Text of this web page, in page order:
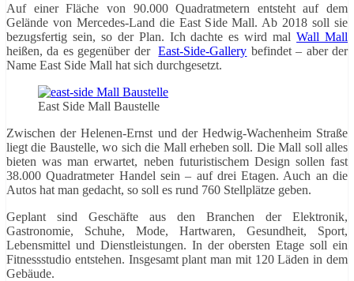
Auf einer Fläche von 90.000 Quadratmetern entsteht auf dem
Gelände von Mercedes-Land die East Side Mall. Ab 2018 soll sie
bezugsfertig sein, so der Plan. Ich dachte es wird malWall Mall
heißen, da es gegenüber derEast-Side-Gallery befindet – aber der
Name East Side Mall hat sich durchgesetzt.
East Side Mall Baustelle
Zwischen der Helenen-Ernst und der Hedwig-Wachenheim Straße
liegt die Baustelle, wo sich die Mall erheben soll. Die Mall soll alles
bieten was man erwartet, neben futuristischem Design sollen fast
38.000 Quadratmeter Handel sein – auf drei Etagen. Auch an die
Autos hat man gedacht, so soll es rund 760 Stellplätze geben.
Geplant sind Geschäfte aus den Branchen der Elektronik,
Gastronomie, Schuhe, Mode, Hartwaren, Gesundheit, Sport,
Lebensmittel und Dienstleistungen. In der obersten Etage soll ein
Fitnessstudio entstehen. Insgesamt plant man mit 120 Läden in dem
Gebäude.